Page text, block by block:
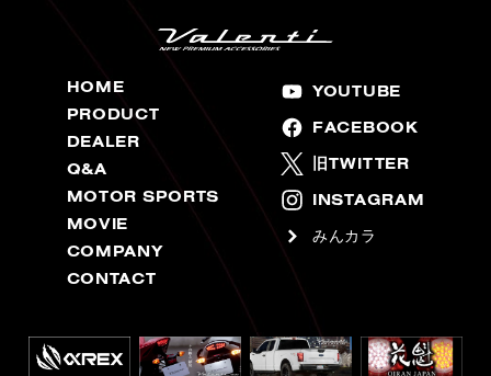
HOME
PRODUCT
DEALER
Q&A
MOTOR SPORTS
MOVIE
COMPANY
CONTACT
YOUTUBE
FACEBOOK
旧TWITTER
INSTAGRAM
みんカラ